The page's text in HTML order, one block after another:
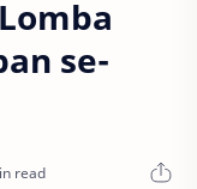
se-
read